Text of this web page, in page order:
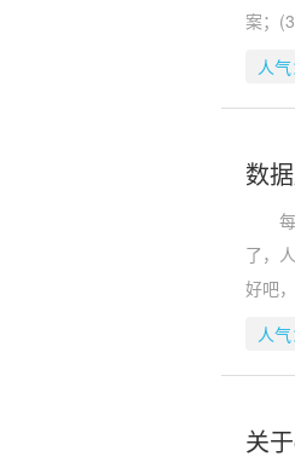
案；
人
数
每
了，
好吧
人
关